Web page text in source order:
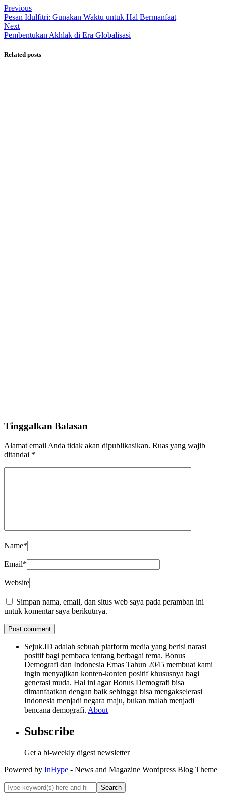
Previous
Pesan Idulfitri: Gunakan Waktu untuk Hal Bermanfaat
Next
Pembentukan Akhlak di Era Globalisasi
Related posts
Add some text to explain benefits of subscripton on your services.
Tinggalkan Balasan
Alamat email Anda tidak akan dipublikasikan. Ruas yang wajib
ditandai *
Name*
Email*
Website
Simpan nama, email, dan situs web saya pada peramban ini
untuk komentar saya berikutnya.
Sejuk.ID adalah sebuah platform media yang berisi narasi
positif bagi pembaca tentang berbagai tema. Bonus
Demografi dan Indonesia Emas Tahun 2045 membuat kami
ingin menyajikan konten-konten positif khususnya bagi
generasi muda. Hal ini agar Bonus Demografi bisa
dimanfaatkan dengan baik sehingga bisa mengakselerasi
Indonesia menjadi negara maju, bukan malah menjadi
bencana demografi. About
Subscribe
Get a bi-weekly digest newsletter
Powered by InHype - News and Magazine Wordpress Blog Theme